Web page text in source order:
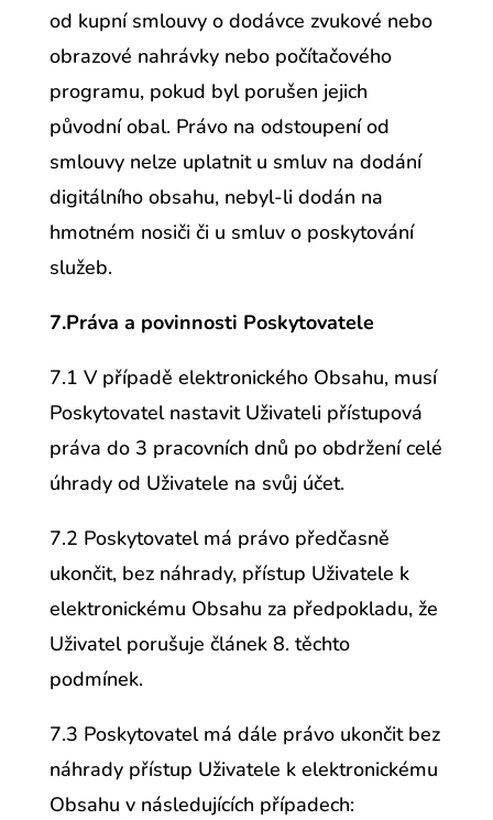
od kupní smlouvy o dodávce zvukové nebo
obrazové nahrávky nebo počítačového
programu, pokud byl porušen jejich
původní obal. Právo na odstoupení od
smlouvy nelze uplatnit u smluv na dodání
digitálního obsahu, nebyl-li dodán na
hmotném nosiči či u smluv o poskytování
služeb.
7.Práva a povinnosti Poskytovatele
7.1 V případě elektronického Obsahu, musí
Poskytovatel nastavit Uživateli přístupová
práva do 3 pracovních dnů po obdržení celé
úhrady od Uživatele na svůj účet.
7.2 Poskytovatel má právo předčasně
ukončit, bez náhrady, přístup Uživatele k
elektronickému Obsahu za předpokladu, že
Uživatel porušuje článek 8. těchto
podmínek.
7.3 Poskytovatel má dále právo ukončit bez
náhrady přístup Uživatele k elektronickému
Obsahu v následujících případech: